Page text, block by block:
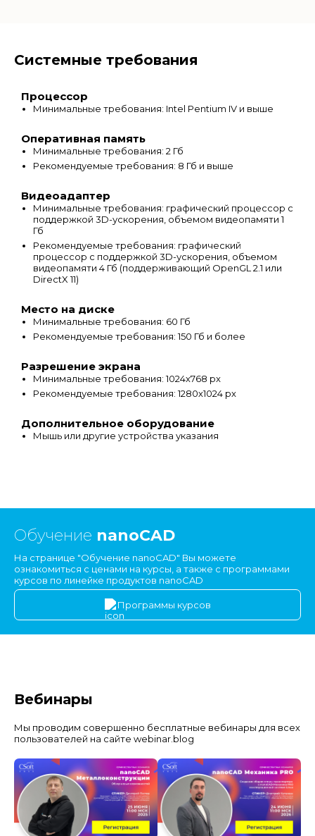
Системные требования
Процессор
Минимальные требования: Intel Pentium IV и выше
Оперативная память
Минимальные требования: 2 Гб
Рекомендуемые требования: 8 Гб и выше
Видеоадаптер
Минимальные требования: графический процессор с
поддержкой 3D-ускорения, объемом видеопамяти 1
Гб
Рекомендуемые требования: графический
процессор с поддержкой 3D-ускорения, объемом
видеопамяти 4 Гб (поддерживающий OpenGL 2.1 или
DirectX 11)
Место на диске
Минимальные требования: 60 Гб
Рекомендуемые требования: 150 Гб и более
Разрешение экрана
Минимальные требования: 1024х768 px
Рекомендуемые требования: 1280х1024 px
Дополнительное оборудование
Мышь или другие устройства указания
Обучение nanoCAD
На странице "Обучение nanoCAD" Вы можете
ознакомиться с ценами на курсы, а также с программами
курсов по линейке продуктов nanoCAD
Программы курсов
Вебинары
Мы проводим совершенно бесплатные вебинары для всех
пользователей на сайте webinar.blog